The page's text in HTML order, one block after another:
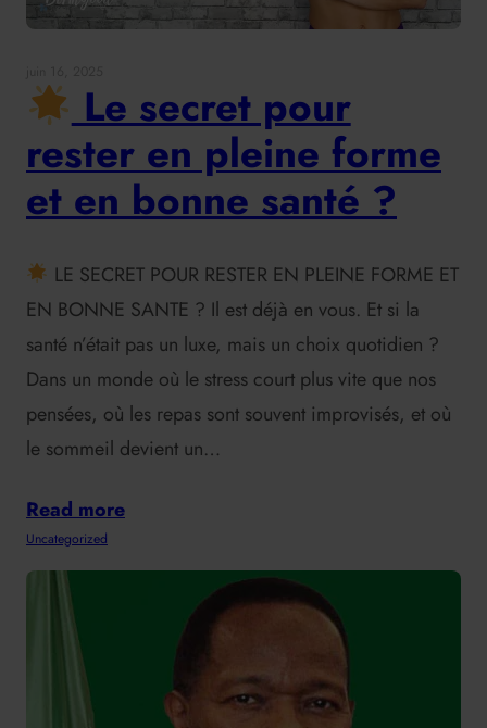
Le secret pour
rester en pleine forme
et en bonne santé ?
LE SECRET POUR RESTER EN PLEINE FORME ET
EN BONNE SANTE ? Il est déjà en vous. Et si la
santé n’était pas un luxe, mais un choix quotidien ?
Dans un monde où le stress court plus vite que nos
pensées, où les repas sont souvent improvisés, et où
le sommeil devient un…
Read more
Uncategorized